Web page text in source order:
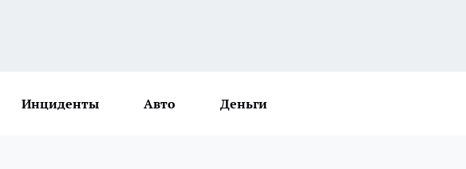
Инциденты Авто Деньги